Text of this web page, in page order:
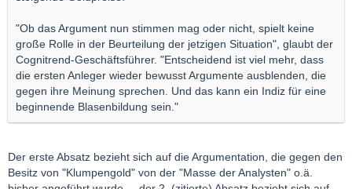
"Ob das Argument nun stimmen mag oder nicht, spielt keine
große Rolle in der Beurteilung der jetzigen Situation", glaubt der
Cognitrend-Geschäftsführer. "Entscheidend ist viel mehr, dass
die ersten Anleger wieder bewusst Argumente ausblenden, die
gegen ihre Meinung sprechen. Und das kann ein Indiz für eine
beginnende Blasenbildung sein."
Der erste Absatz bezieht sich auf die Argumentation, die gegen den
Besitz von "Klumpengold" von der "Masse der Analysten" o.ä.